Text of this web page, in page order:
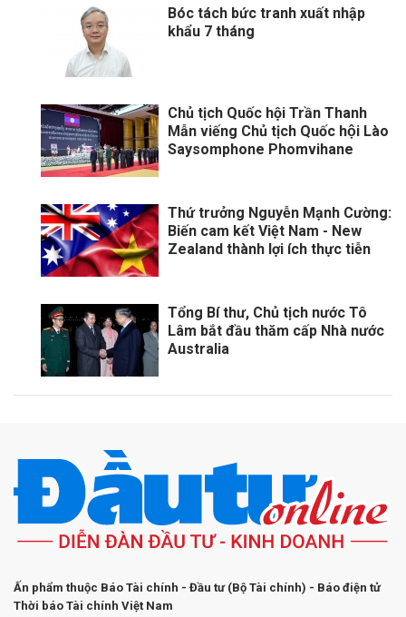
Bóc tách bức tranh xuất nhập
khẩu 7 tháng
Chủ tịch Quốc hội Trần Thanh
Mẫn viếng Chủ tịch Quốc hội Lào
Saysomphone Phomvihane
Thứ trưởng Nguyễn Mạnh Cường:
Biến cam kết Việt Nam - New
Zealand thành lợi ích thực tiễn
Tổng Bí thư, Chủ tịch nước Tô
Lâm bắt đầu thăm cấp Nhà nước
Australia
Ấn phẩm thuộc Báo Tài chính - Đầu tư (Bộ Tài chính) - Báo điện tử
Thời báo Tài chính Việt Nam